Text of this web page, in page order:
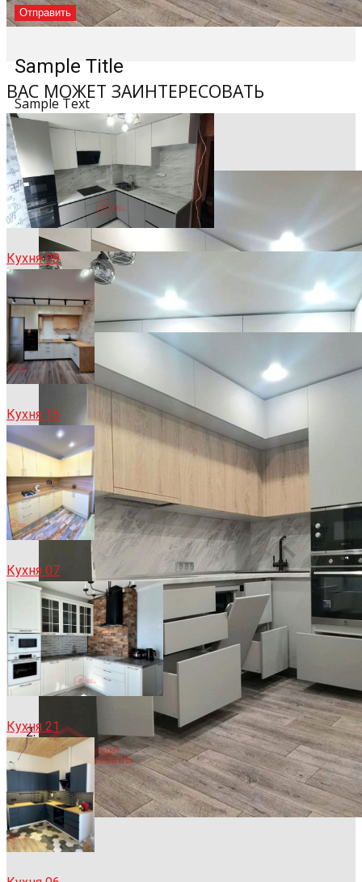
Sample Title
Sample Text
ВАС МОЖЕТ ЗАИНТЕРЕСОВАТЬ
Кухня 09
Кухня 15
Кухня 07
Кухня 21